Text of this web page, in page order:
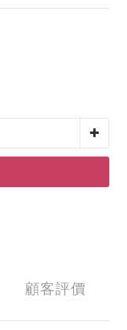
顧客評價